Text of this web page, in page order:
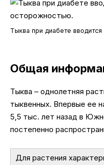
Тыква при диабете
Общая
Тыква – однолетняя
тыквенных. Впервые ее
5,5 тыс. лет назад в
постепенно
Для растения